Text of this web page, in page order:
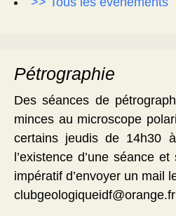
Pétrographie
Des séances de
minces au microscope
certains jeudis de 14h30
l’existence d’une séance
impératif d’envoyer un mail
clubgeologiqueidf@orange.fr